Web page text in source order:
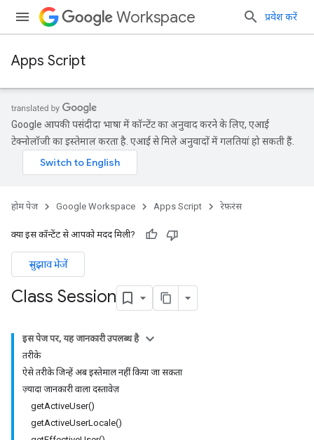
Workspace प्रवेश करें
Apps Script
Google आपकी पसंदीदा भाषा में कॉन्टेंट का अनुवाद करने के लिए, एआई
टेक्नोलॉजी का इस्तेमाल करता है. एआई से मिले अनुवादों में गलतियां हो सकती हैं.
होम पेज Google Workspace Apps Script रेफ़रंस
क्या इस कॉन्टेंट से आपको मदद मिली?
सुझाव भेजें
Class Session
इस पेज पर, यह जानकारी उपलब्ध है
तरीके
ऐसे तरीके जिन्हें अब इस्तेमाल नहीं किया जा सकता
ज़्यादा जानकारी वाला दस्तावेज़
getActiveUser()
getActiveUserLocale()